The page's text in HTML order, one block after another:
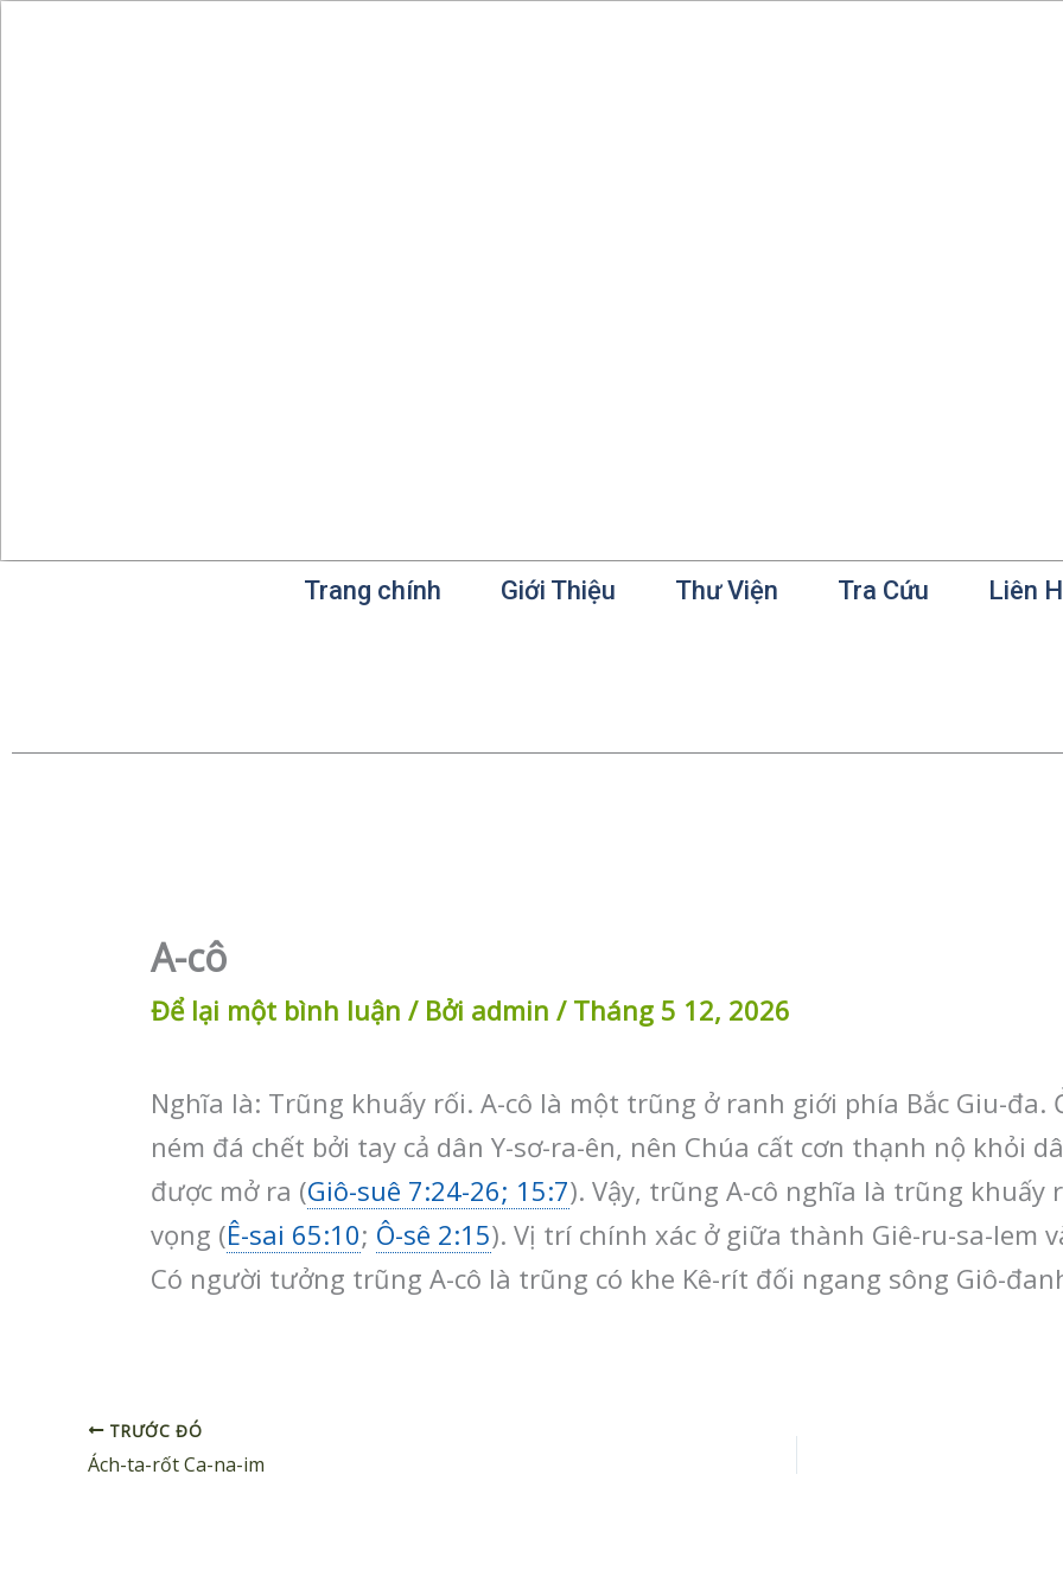
Trang chính Giới Thiệu Thư Viện Tra Cứu Liên
A-cô
Để lại một bình luận / Bởi admin / Tháng 5 12, 2026
Nghĩa là: Trũng khuấy rối. A-cô là một trũng ở ranh giới phía Bắc Giu-đa.
ném đá chết bởi tay cả dân Y-sơ-ra-ên, nên Chúa cất cơn thạnh nộ khỏi
được mở ra (Giô-suê 7:24-26; 15:7). Vậy, trũng A-cô nghĩa là trũng
vọng (Ê-sai 65:10; Ô-sê 2:15). Vị trí chính xác ở giữa thành Giê-ru-sa-lem
Có người tưởng trũng A-cô là trũng có khe Kê-rít đối ngang sông Giô-
TRƯỚC ĐÓ
Ách-ta-rốt Ca-na-im